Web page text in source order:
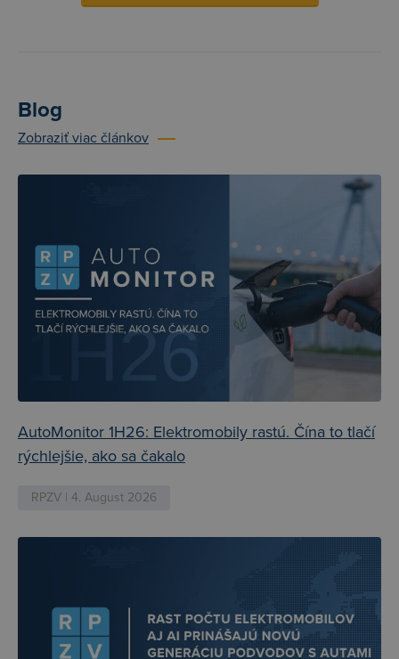
Blog
Zobraziť viac článkov
AutoMonitor 1H26: Elektromobily rastú. Čína to tlačí
rýchlejšie, ako sa čakalo
RPZV | 4. August 2026